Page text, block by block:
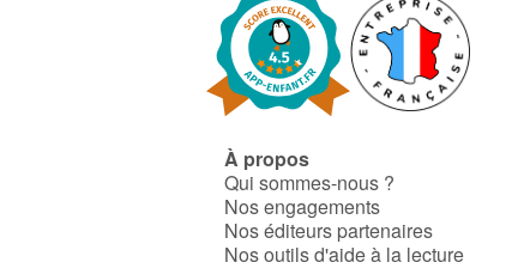
À propos
Qui sommes-nous ?
Nos engagements
Nos éditeurs partenaires
Nos outils d'aide à la lecture